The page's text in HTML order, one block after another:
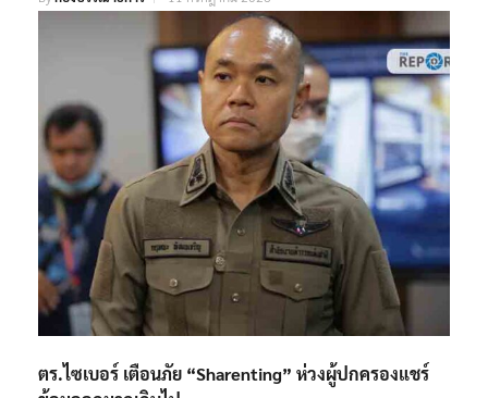
ตร.ไซเบอร์ เตือนภัย “Sharenting” ห่วงผู้ปกครองแชร์